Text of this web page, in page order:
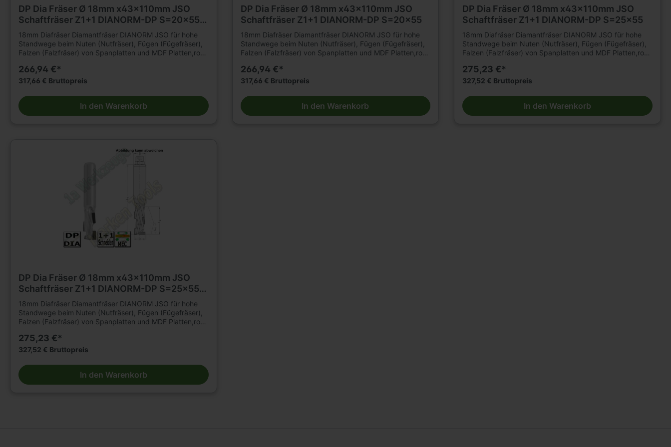
DP Dia Fräser Ø 18mm x43x110mm JSO
Schaftfräser Z1+1 DIANORM-DP S=20x55
L.
18mm Diafräser Diamantfräser DIANORM JSO für hohe
Standwege beim Nuten (Nutfräser), Fügen (Fügefräser),
Falzen (Falzfräser) von Spanplatten und MDF Platten,roh,
Gipskartonplatten auf CNC Fräsmaschinen. Für
mechanischen Vorschub. Für Hartholz und Schichtholz
geeignet. n=18 000 - 24 000 min .Tragkörper für hohe
Beanspruchung, mit 2 bzw3 durchgängigenSpannuten.
Durchmesser 12 2flügelig. Durchmesser 16 - 20mm
Linkslauf. Weitere Schaftfräser und Werkzeuge für
Holzbearbeitung finden Sie in großer Auswahl in unserem
266,94 €*
317,66 € Bruttopreis
In den Warenkorb
DP Dia Fräser Ø 18mm x43x110mm JSO
Schaftfräser Z1+1 DIANORM-DP S=20x55
18mm Diafräser Diamantfräser DIANORM JSO für hohe
Standwege beim Nuten (Nutfräser), Fügen (Fügefräser),
Falzen (Falzfräser) von Spanplatten und MDF Platten,roh,
Gipskartonplatten auf CNC Fräsmaschinen. Für
mechanischen Vorschub. Für Hartholz und Schichtholz
geeignet. n=18 000 - 24 000 min .Tragkörper für hohe
Beanspruchung, mit 2 bzw3 durchgängigenSpannuten.
Durchmesser 12 2flügelig. Durchmesser 16 - 20mm
266,94 €*
317,66 € Bruttopreis
In den Warenkorb
DP Dia Fräser Ø 18mm x43x110mm JSO
Schaftfräser Z1+1 DIANORM-DP S=25x55
18mm Diafräser Diamantfräser DIANORM JSO für hohe
Standwege beim Nuten (Nutfräser), Fügen (Fügefräser),
Falzen (Falzfräser) von Spanplatten und MDF Platten,roh,
Gipskartonplatten auf CNC Fräsmaschinen. Für
mechanischen Vorschub. Für Hartholz und Schichtholz
geeignet. n=18 000 - 24 000 min .Tragkörper für hohe
Beanspruchung, mit 2 bzw3 durchgängigenSpannuten.
Durchmesser 12 2flügelig. Durchmesser 16 - 20mm
275,23 €*
327,52 € Bruttopreis
In den Warenkorb
DP Dia Fräser Ø 18mm x43x110mm JSO
Schaftfräser Z1+1 DIANORM-DP S=25x55
L.
18mm Diafräser Diamantfräser DIANORM JSO für hohe
Standwege beim Nuten (Nutfräser), Fügen (Fügefräser),
Falzen (Falzfräser) von Spanplatten und MDF Platten,roh,
Gipskartonplatten auf CNC Fräsmaschinen. Für
mechanischen Vorschub. Für Hartholz und Schichtholz
geeignet. n=18 000 - 24 000 min .Tragkörper für hohe
Beanspruchung, mit 2 bzw3 durchgängigenSpannuten.
Durchmesser 12 2flügelig. Durchmesser 16 - 20mm
275,23 €*
327,52 € Bruttopreis
In den Warenkorb